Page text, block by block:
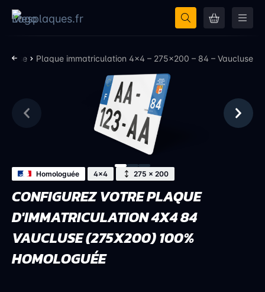
Plaque immatriculation 4×4 – 275×200 – 84 – Vaucluse
Homologuée 4x4 275 × 200
CONFIGUREZ VOTRE PLAQUE
D'IMMATRICULATION 4X4 84
VAUCLUSE (275X200) 100%
HOMOLOGUÉE